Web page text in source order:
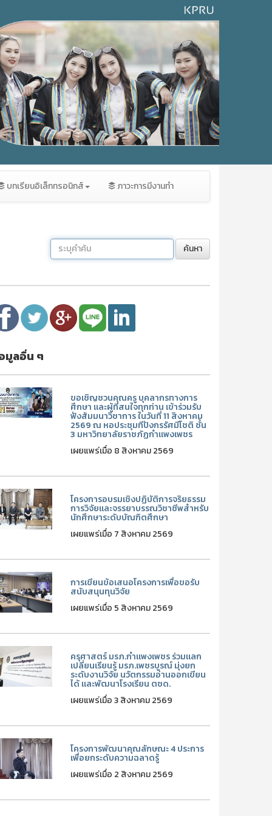
บทเรียนอิเล็กทรอนิกส์ ภาวะการมีงานทำ
ค้นหา
มูลอื่น ๆ
ขอเชิญชวนคุณครู บุคลากรทางการ
ศึกษา และผู้ที่สนใจทุกท่าน เข้าร่วมรับ
ฟังสัมมนาวิชาการ ในวันที่ 11 สิงหาคม
2569 ณ หอประชุมทีปังกรรัศมีโชติ ชั้น
3 มหาวิทยาลัยราชภัฏกำแพงเพชร
เผยแพร่เมื่อ 8 สิงหาคม 2569
โครงการอบรมเชิงปฏิบัติการจริยธรรม
การวิจัยและจรรยาบรรณวิชาชีพสำหรับ
นักศึกษาระดับบัณฑิตศึกษา
เผยแพร่เมื่อ 7 สิงหาคม 2569
การเขียนข้อเสนอโครงการเพื่อขอรับ
สนับสนุนทุนวิจัย
เผยแพร่เมื่อ 5 สิงหาคม 2569
ครุศาสตร์ มรภ.กำแพงเพชร ร่วมแลก
เปลี่ยนเรียนรู้ มรภ.เพชรบูรณ์ มุ่งยก
ระดับงานวิจัย นวัตกรรมอ่านออกเขียน
ได้ และพัฒนาโรงเรียน ตชด.
เผยแพร่เมื่อ 3 สิงหาคม 2569
โครงการพัฒนาคุณลักษณะ 4 ประการ
เพื่อยกระดับความฉลาดรู้
เผยแพร่เมื่อ 2 สิงหาคม 2569